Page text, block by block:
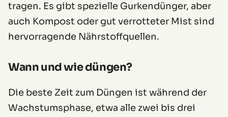
tragen. Es gibt spezielle Gurkendünger, aber
auch Kompost oder gut verrotteter Mist sind
hervorragende Nährstoffquellen.
Wann und wie düngen?
Die beste Zeit zum Düngen ist während der
Wachstumsphase, etwa alle zwei bis drei